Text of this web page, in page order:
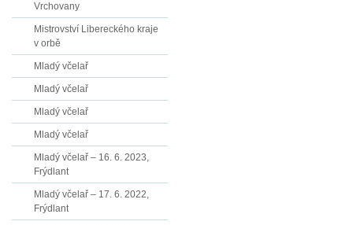
Vrchovany
Mistrovství Libereckého kraje
v orbě
Mladý včelař
Mladý včelař
Mladý včelař
Mladý včelař
Mladý včelař – 16. 6. 2023,
Frýdlant
Mladý včelař – 17. 6. 2022,
Frýdlant